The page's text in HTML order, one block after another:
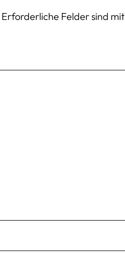
Erforderliche Felder sind mit